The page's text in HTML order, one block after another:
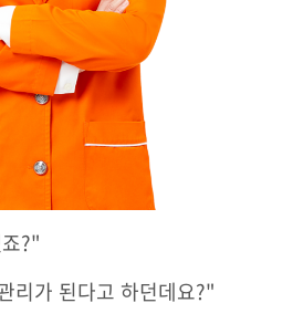
?"
리가 된다고 하던데요?"